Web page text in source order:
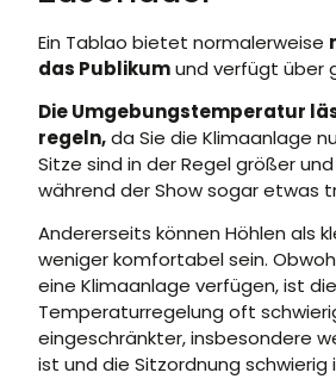
Ein Tablao bietet normalerweise
das Publikumund verfügt über
Die Umgebungstemperatur
regeln,da Sie die Klimaanlage
Sitze sind in der Regel größer
während der Show sogar etwas
Andererseits können Höhlen als
weniger komfortabel sein.
eine Klimaanlage verfügen, ist die
Temperaturregelung oft
eingeschränkter, insbesondere
ist und die Sitzordnung schwierig